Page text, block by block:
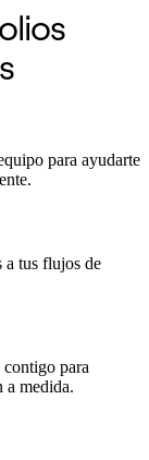
para ayudarte
a tus flujos de
para
a medida.